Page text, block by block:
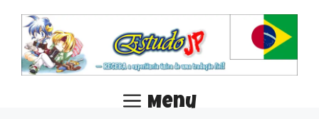
para
conteúdo
Menu